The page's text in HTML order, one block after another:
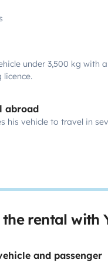
under 3,500 kg with a
abroad
his vehicle to travel in
rental with
and passenger